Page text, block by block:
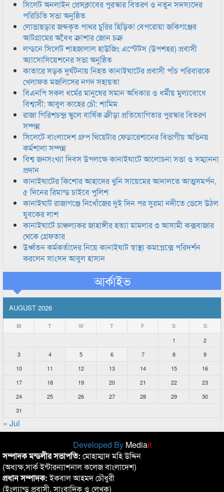
সিলেট অনলাইন প্রেসক্লাবের পুরস্কার বিতরণ ও নতুন সদস্যদের
পরিচিতি সভা অনুষ্ঠিত
লোভাছড়ার জব্দকৃত পাথর চুরির হিড়িক! বেপরোয়া জকিগঞ্জের
আটগ্রামের অবৈধ ক্রাশার জোন চক্র
লন্ডনে সিলেট শাহজালাল হাউজিং এস্টেটস (উপশহর) প্রবাসী
অ্যাসোসিয়েশনের সভা অনুষ্ঠিত
কাতারে সড়ক দুর্ঘটনায় নিহত কানাইঘাটের প্রবাসী পাঁচ পরিবারকে
খেলাফত মজলিসের নগদ সহায়তা
বিএনপি সকল ধর্মের মানুষের সমান অধিকার ও ধর্মীয় মুল্যবোধে
বিশ্বাসী: আবুল কাহের চৌ: শামিম
রাজা গিরিশচন্দ্র স্কুলে বার্ষিক ক্রীড়া প্রতিযোগিতার পুরস্কার বিতরণ
সম্পন্ন
সিলেটে বাংলাদেশ গ্রুপ থিয়েটার ফেডারেশানের বিভাগীয় অভিনয়
কর্মশালা সম্পন্ন
বিশ্ব জনসংখ্যা দিবস উপলক্ষে কানাইঘাটে আলোচনা সভা ও সম্মাননা
প্রদান
কানাইঘাটের কিশোর আহাদের খুনি সায়েমের আদালতে আত্মসমর্পন,
৫ দিনের রিমান্ড চাইবে পুলিশ
কানাইঘাট রাজাগঞ্জে নিখোঁজের দুই দিন পর সুরমা নদীতে ভেসে উঠল
যুবকের লাশ
কানাইঘাটে চাঞ্চল্যকর জাহাঙ্গীর হত্যা মামলার ৩ আসামী কক্সবাজার
থেকে গ্রেফতার
উর্ধ্বতন কর্মকর্তাদের নিয়ে কানাইঘাট স্বাস্থ্য কমপ্লেক্সে পরিদর্শন
করলেন সাংসদ আবুল হাসান
আর্কাইভ
AUGUST 2026
M T W T F S S
1
2
3
4 5 6 7 8
9
10
11 12 13 14 15
16
17
18 19 20 21 22
23
24
25 26 27 28 29
30
31
« Jul
Developed By Mediait
সম্পাদক মন্ডলীর সভাপতি: মোহাম্মাদ মহি উদ্দিন
(অধ্যক্ষ,সার্ক ইন্টারন্যাশনাল কলেজ বাংলাদেশ)
প্রধান সম্পাদক:ইকবাল আহমদ চৌধুরী
(ইংল্যান্ড প্রবাসী, সাংবাদিক ও লেখক)